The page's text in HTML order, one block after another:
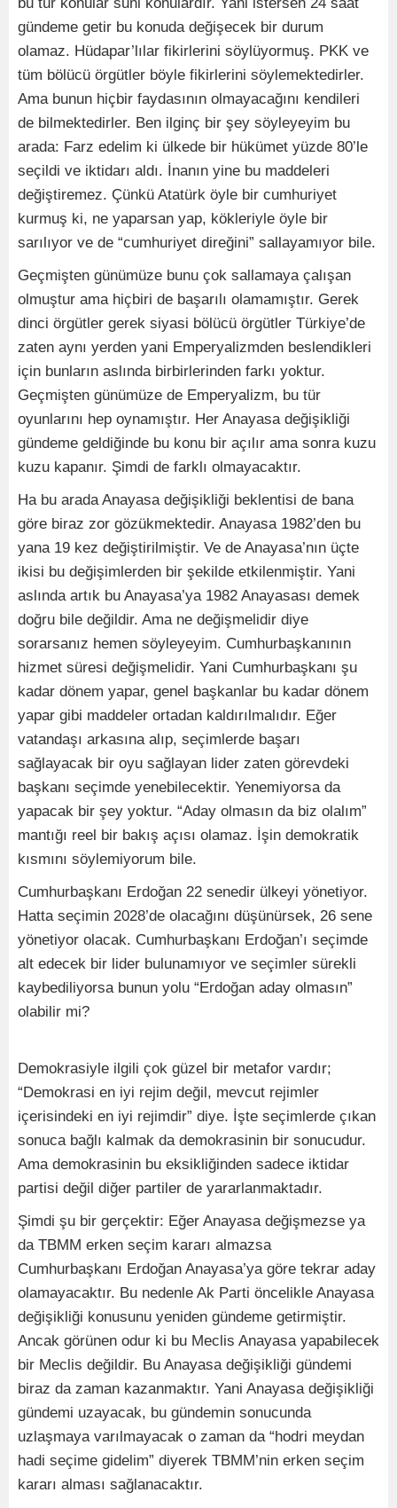
gündeme getir bu konuda değişecek bir durum
olamaz. Hüdapar’lılar fikirlerini söylüyormuş. PKK ve
tüm bölücü örgütler böyle fikirlerini söylemektedirler.
Ama bunun hiçbir faydasının olmayacağını kendileri
de bilmektedirler. Ben ilginç bir şey söyleyeyim bu
arada: Farz edelim ki ülkede bir hükümet yüzde 80’le
seçildi ve iktidarı aldı. İnanın yine bu maddeleri
değiştiremez. Çünkü Atatürk öyle bir cumhuriyet
kurmuş ki, ne yaparsan yap, kökleriyle öyle bir
sarılıyor ve de “cumhuriyet direğini” sallayamıyor bile.
Geçmişten günümüze bunu çok sallamaya çalışan
olmuştur ama hiçbiri de başarılı olamamıştır. Gerek
dinci örgütler gerek siyasi bölücü örgütler Türkiye’de
zaten aynı yerden yani Emperyalizmden beslendikleri
için bunların aslında birbirlerinden farkı yoktur.
Geçmişten günümüze de Emperyalizm, bu tür
oyunlarını hep oynamıştır. Her Anayasa değişikliği
gündeme geldiğinde bu konu bir açılır ama sonra kuzu
kuzu kapanır. Şimdi de farklı olmayacaktır.
Ha bu arada Anayasa değişikliği beklentisi de bana
göre biraz zor gözükmektedir. Anayasa 1982’den bu
yana 19 kez değiştirilmiştir. Ve de Anayasa’nın üçte
ikisi bu değişimlerden bir şekilde etkilenmiştir. Yani
aslında artık bu Anayasa’ya 1982 Anayasası demek
doğru bile değildir. Ama ne değişmelidir diye
sorarsanız hemen söyleyeyim. Cumhurbaşkanının
hizmet süresi değişmelidir. Yani Cumhurbaşkanı şu
kadar dönem yapar, genel başkanlar bu kadar dönem
yapar gibi maddeler ortadan kaldırılmalıdır. Eğer
vatandaşı arkasına alıp, seçimlerde başarı
sağlayacak bir oyu sağlayan lider zaten görevdeki
başkanı seçimde yenebilecektir. Yenemiyorsa da
yapacak bir şey yoktur. “Aday olmasın da biz olalım”
mantığı reel bir bakış açısı olamaz. İşin demokratik
kısmını söylemiyorum bile.
Cumhurbaşkanı Erdoğan 22 senedir ülkeyi yönetiyor.
Hatta seçimin 2028’de olacağını düşünürsek, 26 sene
yönetiyor olacak. Cumhurbaşkanı Erdoğan’ı seçimde
alt edecek bir lider bulunamıyor ve seçimler sürekli
kaybediliyorsa bunun yolu “Erdoğan aday olmasın”
olabilir mi?
Demokrasiyle ilgili çok güzel bir metafor vardır;
“Demokrasi en iyi rejim değil, mevcut rejimler
içerisindeki en iyi rejimdir” diye. İşte seçimlerde çıkan
sonuca bağlı kalmak da demokrasinin bir sonucudur.
Ama demokrasinin bu eksikliğinden sadece iktidar
partisi değil diğer partiler de yararlanmaktadır.
Şimdi şu bir gerçektir: Eğer Anayasa değişmezse ya
da TBMM erken seçim kararı almazsa
Cumhurbaşkanı Erdoğan Anayasa’ya göre tekrar aday
olamayacaktır. Bu nedenle Ak Parti öncelikle Anayasa
değişikliği konusunu yeniden gündeme getirmiştir.
Ancak görünen odur ki bu Meclis Anayasa yapabilecek
bir Meclis değildir. Bu Anayasa değişikliği gündemi
biraz da zaman kazanmaktır. Yani Anayasa değişikliği
gündemi uzayacak, bu gündemin sonucunda
uzlaşmaya varılmayacak o zaman da “hodri meydan
hadi seçime gidelim” diyerek TBMM’nin erken seçim
kararı alması sağlanacaktır.